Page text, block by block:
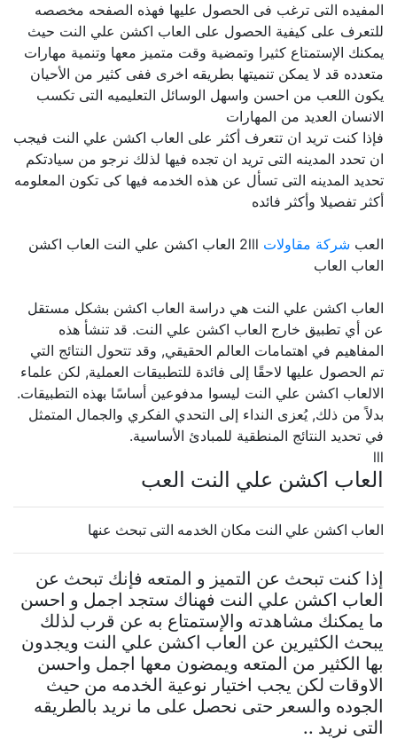
المفيده التى ترغب فى الحصول عليها فهذه الصفحه مخصصه
للتعرف على كيفية الحصول على العاب اكشن علي النت حيث
يمكنك الإستمتاع كثيرا وتمضية وقت متميز معها وتنمية مهارات
متعدده قد لا يمكن تنميتها بطريقه اخرى ففى كثير من الأحيان
يكون اللعب من احسن واسهل الوسائل التعليميه التى تكسب
الانسان العديد من المهارات
فإذا كنت تريد ان تتعرف أكثر على العاب اكشن علي النت فيجب
ان تحدد المدينه التى تريد ان تجده فيها لذلك نرجو من سيادتكم
تحديد المدينه التى تسأل عن هذه الخدمه فيها كى تكون المعلومه
أكثر تفصيلا وأكثر فائده
العبشركة مقاولات
2lll العاب اكشن علي النت العاب اكشن
العاب العاب
العاب اكشن علي النت هي دراسة العاب اكشن بشكل مستقل
عن أي تطبيق خارج العاب اكشن علي النت. قد تنشأ هذه
المفاهيم في اهتمامات العالم الحقيقي, وقد تتحول النتائج التي
تم الحصول عليها لاحقًا إلى فائدة للتطبيقات العملية, لكن علماء
الالعاب اكشن علي النت ليسوا مدفوعين أساسًا بهذه التطبيقات.
بدلاً من ذلك, يُعزى النداء إلى التحدي الفكري والجمال المتمثل
في تحديد النتائج المنطقية للمبادئ الأساسية.
العاب اكشن علي النت العب
العاب اكشن علي النت مكان الخدمه التى تبحث عنها
إذا كنت تبحث عن التميز و المتعه فإنك تبحث عن
العاب اكشن علي النت فهناك ستجد اجمل و احسن
ما يمكنك مشاهدته والإستمتاع به عن قرب لذلك
يبحث الكثيرين عن العاب اكشن علي النت ويجدون
بها الكثير من المتعه ويمضون معها اجمل واحسن
الاوقات لكن يجب اختيار نوعية الخدمه من حيث
الجوده والسعر حتى نحصل على ما نريد بالطريقه
التى نريد ..